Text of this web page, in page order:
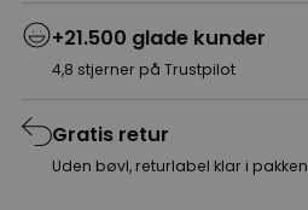
+21.500 glade kunder
4,8 stjerner på Trustpilot
Gratis retur
Uden bøvl, returlabel klar i pakken